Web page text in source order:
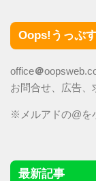
Oops!うっぷ
office＠
お問合せ、広告、
※メルアドの@を
最新記事